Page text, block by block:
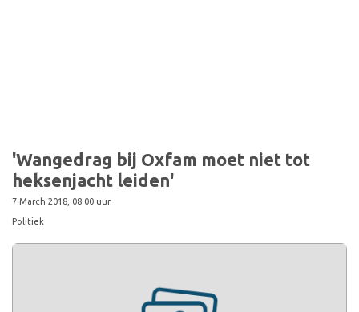
'Wangedrag bij Oxfam moet niet tot
heksenjacht leiden'
7 March 2018, 08:00 uur
Politiek